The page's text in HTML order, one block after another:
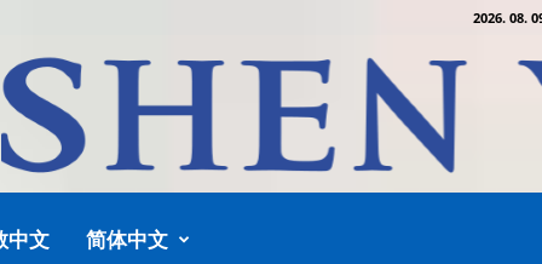
2026. 08.
中文 简体中文